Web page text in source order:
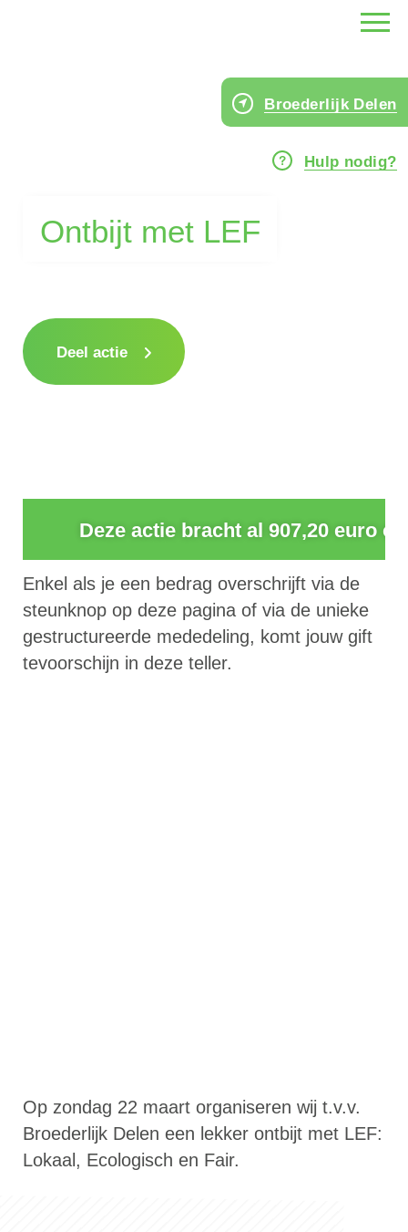
Ontbijt met LEF
Broederlijk Delen
Hulp nodig?
Deel actie
Deze actie bracht al 907,20 euro op
Enkel als je een bedrag overschrijft via de
steunknop op deze pagina of via de unieke
gestructureerde mededeling, komt jouw gift
tevoorschijn in deze teller.
Op zondag 22 maart organiseren wij t.v.v.
Broederlijk Delen een lekker ontbijt met LEF:
Lokaal, Ecologisch en Fair.